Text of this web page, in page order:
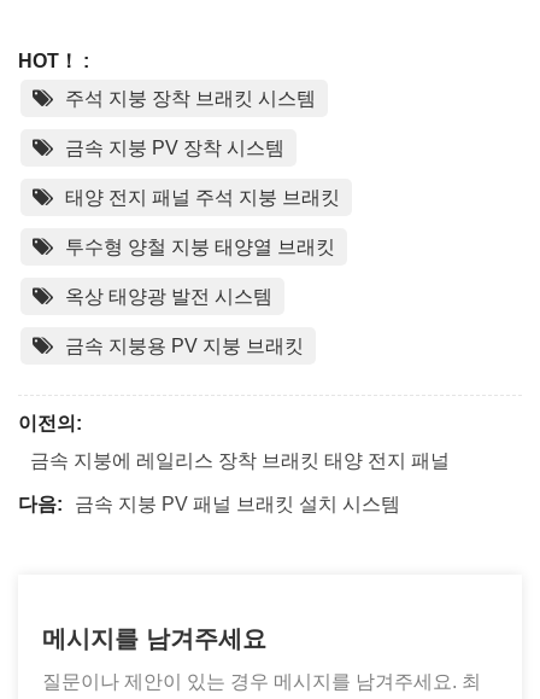
HOT！ :
주석 지붕 장착 브래킷 시스템
금속 지붕 PV 장착 시스템
태양 전지 패널 주석 ​​지붕 브래킷
투수형 양철 지붕 태양열 브래킷
옥상 태양광 발전 시스템
금속 지붕용 PV 지붕 브래킷
이전의:
금속 지붕에 레일리스 장착 브래킷 태양 전지 패널
다음: 금속 지붕 PV 패널 브래킷 설치 시스템
메시지를 남겨주세요
질문이나 제안이 있는 경우 메시지를 남겨주세요. 최